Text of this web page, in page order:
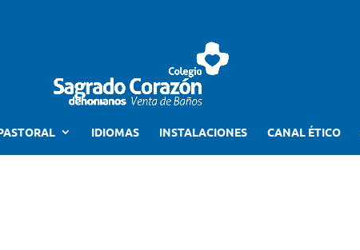
IDIOMAS INSTALACIONES CANAL ÉTICO